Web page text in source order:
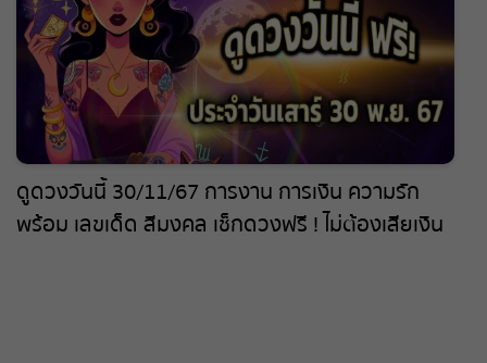
ดูดวงวันนี้ 30/11/67 การงาน การเงิน ความรัก
พร้อม เลขเด็ด สีมงคล เช็กดวงฟรี ! ไม่ต้องเสียเงิน